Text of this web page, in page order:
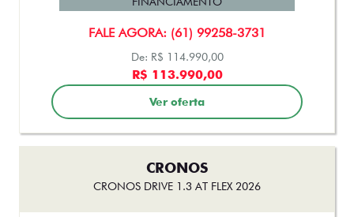
FALE AGORA: (61) 99258-3731
De: R$ 114.990,00
R$ 113.990,00
Ver oferta
CRONOS
CRONOS DRIVE 1.3 AT FLEX 2026